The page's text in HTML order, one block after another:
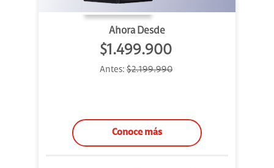
Ahora Desde
$1.499.900
Antes: $2.199.990
Conoce más